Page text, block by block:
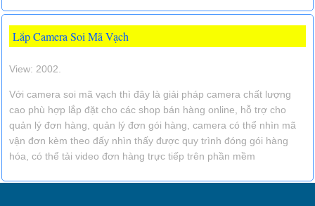
Lắp Camera Soi Mã Vạch
View: 2002.
Với camera soi mã vạch thì đây là giải pháp camera chất lượng
cao phù hợp lắp đặt cho các shop bán hàng online, hỗ trợ cho
quản lý đơn hàng, quản lý đơn gói hàng, camera có thể nhìn mã
vận đơn kèm theo đấy nhìn thấy được quy trình đóng gói hàng
hóa, có thể tải video đơn hàng trực tiếp trên phần mềm